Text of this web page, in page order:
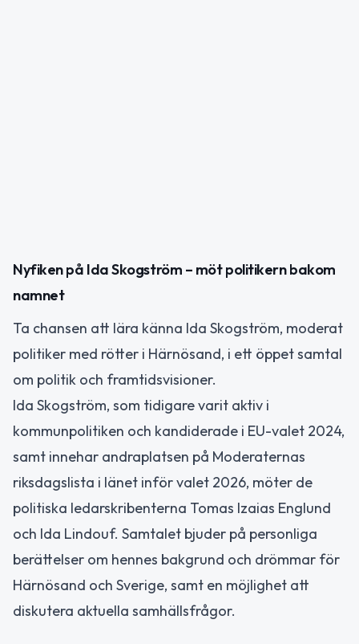
Nyfiken på Ida Skogström – möt politikern bakom
namnet
Ta chansen att lära känna Ida Skogström, moderat
politiker med rötter i Härnösand, i ett öppet samtal
om politik och framtidsvisioner.
Ida Skogström, som tidigare varit aktiv i
kommunpolitiken och kandiderade i EU-valet 2024,
samt innehar andraplatsen på Moderaternas
riksdagslista i länet inför valet 2026, möter de
politiska ledarskribenterna Tomas Izaias Englund
och Ida Lindouf. Samtalet bjuder på personliga
berättelser om hennes bakgrund och drömmar för
Härnösand och Sverige, samt en möjlighet att
diskutera aktuella samhällsfrågor.